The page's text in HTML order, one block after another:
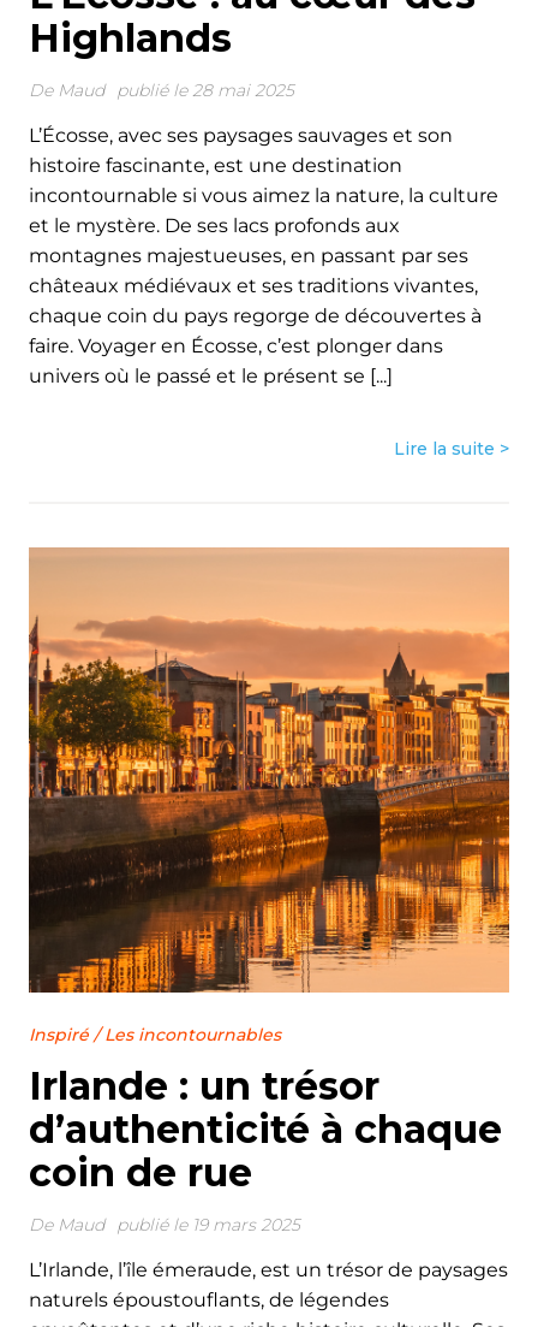
Highlands
De Maud publié le 28 mai 2025
L’Écosse, avec ses paysages sauvages et son
histoire fascinante, est une destination
incontournable si vous aimez la nature, la culture
et le mystère. De ses lacs profonds aux
montagnes majestueuses, en passant par ses
châteaux médiévaux et ses traditions vivantes,
chaque coin du pays regorge de découvertes à
faire. Voyager en Écosse, c’est plonger dans
univers où le passé et le présent se [...]
Lire la suite >
Inspiré /Les incontournables
Irlande : un trésor
d’authenticité à chaque
coin de rue
De Maud publié le 19 mars 2025
L’Irlande, l’île émeraude, est un trésor de paysages
naturels époustouflants, de légendes